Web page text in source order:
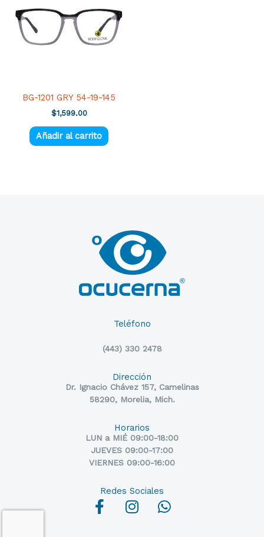
BG-1201 GRY 54-19-145
$1,599.00
Añadir al carrito
Teléfono
(443) 330 2478
Dirección
Dr. Ignacio Chávez 157, Camelinas
58290, Morelia, Mich.
Horarios
LUN a MIÉ 09:00-18:00
JUEVES 09:00-17:00
VIERNES 09:00-16:00
Redes Sociales
F
a
I
n
W
h